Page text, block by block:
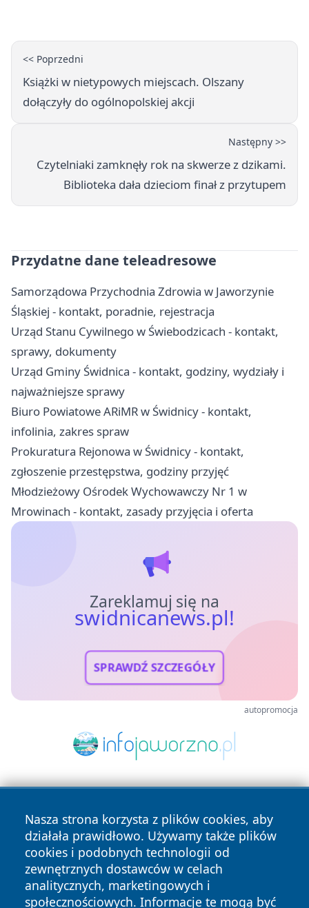
<< Poprzedni
Książki w nietypowych miejscach. Olszany
dołączyły do ogólnopolskiej akcji
Następny >>
Czytelniaki zamknęły rok na skwerze z dzikami.
Biblioteka dała dzieciom finał z przytupem
Przydatne dane teleadresowe
Samorządowa Przychodnia Zdrowia w Jaworzynie
Śląskiej - kontakt, poradnie, rejestracja
Urząd Stanu Cywilnego w Świebodzicach - kontakt,
sprawy, dokumenty
Urząd Gminy Świdnica - kontakt, godziny, wydziały i
najważniejsze sprawy
Biuro Powiatowe ARiMR w Świdnicy - kontakt,
infolinia, zakres spraw
Prokuratura Rejonowa w Świdnicy - kontakt,
zgłoszenie przestępstwa, godziny przyjęć
Młodzieżowy Ośrodek Wychowawczy Nr 1 w
Mrowinach - kontakt, zasady przyjęcia i oferta
Zareklamuj się na
swidnicanews.pl!
SPRAWDŹ SZCZEGÓŁY
autopromocja
Nasza strona korzysta z plików cookies, aby
działała prawidłowo. Używamy także plików
cookies i podobnych technologii od
zewnętrznych dostawców w celach
analitycznych, marketingowych i
społecznościowych. Informacje te mogą być
Copyright © 2026 swidnicanews.pl Wszystkie prawa
zastrzeżone.